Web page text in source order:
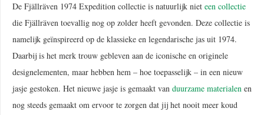
De Fjällräven 1974 Expedition collectie is natuurlijk niet een collectie
die Fjällräven toevallig nog op zolder heeft gevonden. Deze collectie is
namelijk geïnspireerd op de klassieke en legendarische jas uit 1974.
Daarbij is het merk trouw gebleven aan de iconische en originele
designelementen, maar hebben hem – hoe toepasselijk – in een nieuw
jasje gestoken. Het nieuwe jasje is gemaakt van duurzame materialen en
nog steeds gemaakt om ervoor te zorgen dat jij het nooit meer koud